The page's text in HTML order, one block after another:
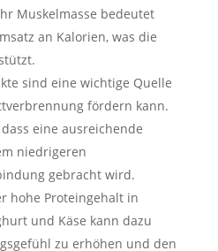
Muskelmasse bedeutet
an Kalorien, was die
sind eine wichtige Quelle
fördern kann.
eine ausreichende
niedrigeren
gebracht wird.
hohe Proteingehalt in
und Käse kann dazu
zu erhöhen und den